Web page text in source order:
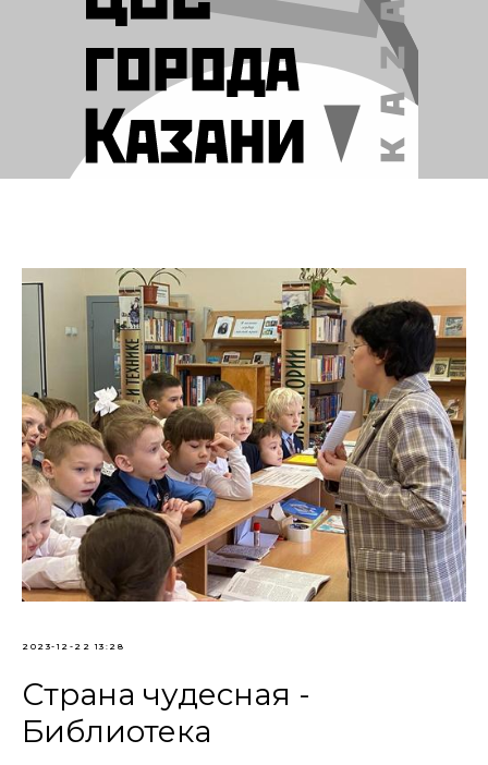
2023-12-22 13:28
Страна чудесная -
Библиотека